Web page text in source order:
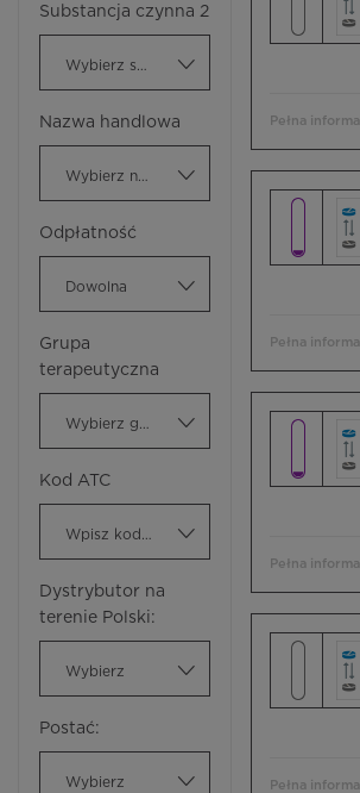
Substancja czynna 2
Nazwa handlowa
Odpłatność
Dowolna
Grupa
terapeutyczna
Kod ATC
Dystrybutor na
terenie Polski:
Wybierz
Postać:
Wybierz
Pełna
Pełna
Pełna
Pełna